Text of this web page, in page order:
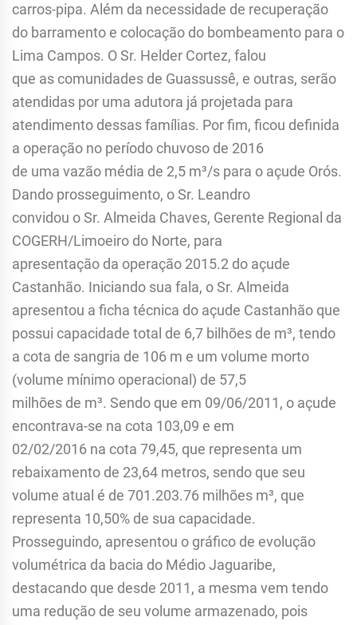
carros-pipa. Além da necessidade de recuperação
do barramento e colocação do bombeamento para o
Lima Campos. O Sr. Helder Cortez, falou
que as comunidades de Guassussê, e outras, serão
atendidas por uma adutora já projetada para
atendimento dessas famílias. Por fim, ficou definida
a operação no período chuvoso de 2016
de uma vazão média de 2,5 m³/s para o açude Orós.
Dando prosseguimento, o Sr. Leandro
convidou o Sr. Almeida Chaves, Gerente Regional da
COGERH/Limoeiro do Norte, para
apresentação da operação 2015.2 do açude
Castanhão. Iniciando sua fala, o Sr. Almeida
apresentou a ficha técnica do açude Castanhão que
possui capacidade total de 6,7 bilhões de m³, tendo
a cota de sangria de 106 m e um volume morto
(volume mínimo operacional) de 57,5
milhões de m³. Sendo que em 09/06/2011, o açude
encontrava-se na cota 103,09 e em
02/02/2016 na cota 79,45, que representa um
rebaixamento de 23,64 metros, sendo que seu
volume atual é de 701.203.76 milhões m³, que
representa 10,50% de sua capacidade.
Prosseguindo, apresentou o gráfico de evolução
volumétrica da bacia do Médio Jaguaribe,
destacando que desde 2011, a mesma vem tendo
uma redução de seu volume armazenado, pois